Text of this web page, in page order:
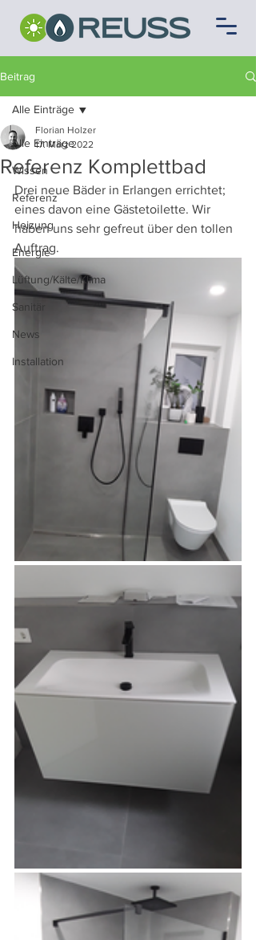
Beitrag
Alle Einträge
Wissen
Referenz
Heizung
Energie
Lüftung/Kälte/Klima
Sanitär
News
Installation
Alle Einträge
Referenz Komplettbad
Florian Holzer
17. März 2022
Drei neue Bäder in Erlangen errichtet;
eines davon eine Gästetoilette. Wir
haben uns sehr gefreut über den tollen
Auftrag.